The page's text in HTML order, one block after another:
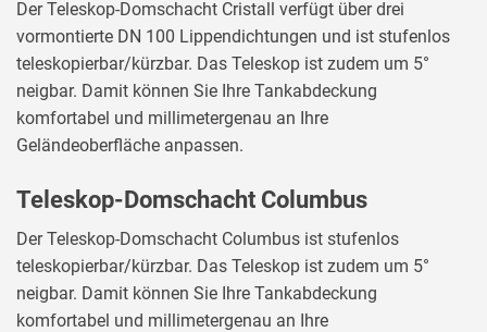
Der Teleskop-Domschacht Cristall verfügt über drei
vormontierte DN 100 Lippendichtungen und ist stufenlos
teleskopierbar/kürzbar. Das Teleskop ist zudem um 5°
neigbar. Damit können Sie Ihre Tankabdeckung
komfortabel und millimetergenau an Ihre
Geländeoberfläche anpassen.
Teleskop-Domschacht Columbus
Der Teleskop-Domschacht Columbus ist stufenlos
teleskopierbar/kürzbar. Das Teleskop ist zudem um 5°
neigbar. Damit können Sie Ihre Tankabdeckung
komfortabel und millimetergenau an Ihre